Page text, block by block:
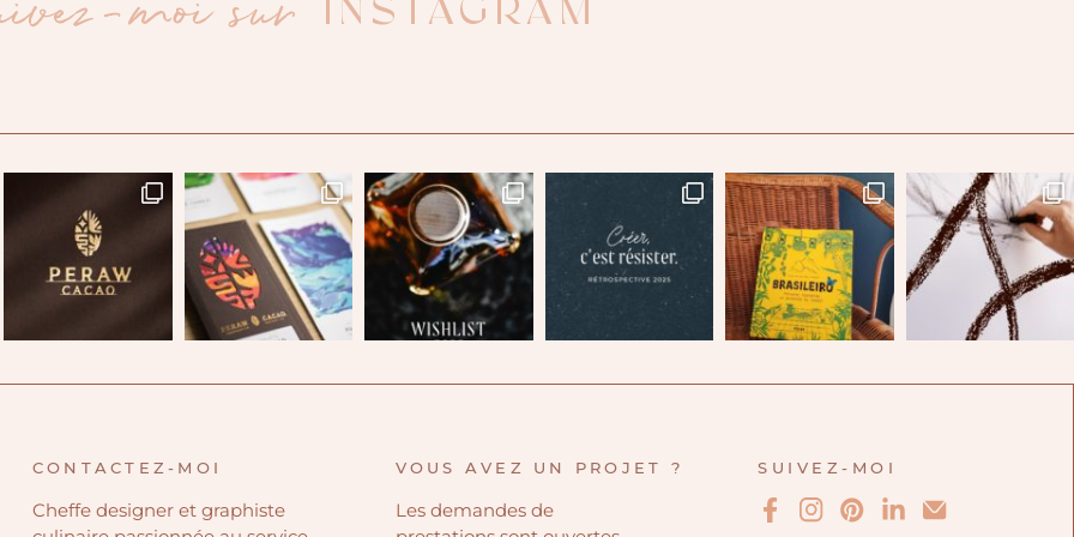
INSTAGRAM
CONTACTEZ-MOI
Cheffe designer et graphiste
VOUS AVEZ UN PROJET ?
Les demandes de
SUIVEZ-MOI